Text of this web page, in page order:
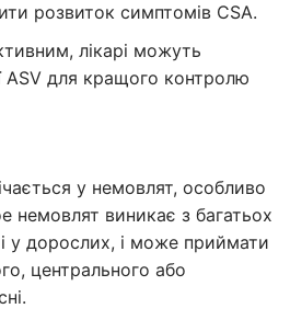
розвиток симптомів CSA.
лікарі можуть
ASV для кращого контролю
у немовлят, особливо
немовлят виникає з багатьох
у дорослих, і може приймати
центрального або